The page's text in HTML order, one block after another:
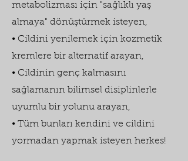
metabolizması için "sağlıklı yaş
almaya" dönüştürmek isteyen,
• Cildini yenilemek için kozmetik
kremlere bir alternatif arayan,
• Cildinin genç kalmasını
sağlamanın bilimsel disiplinlerle
uyumlu bir yolunu arayan,
• Tüm bunları kendini ve cildini
yormadan yapmak isteyen herkes!